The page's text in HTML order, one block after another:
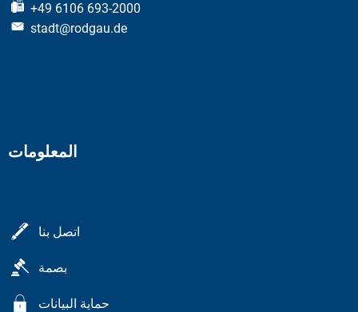
+49 6106 693-2000
stadt@rodgau.de
المعلومات
اتصل بنا
بصمة
حماية البيانات